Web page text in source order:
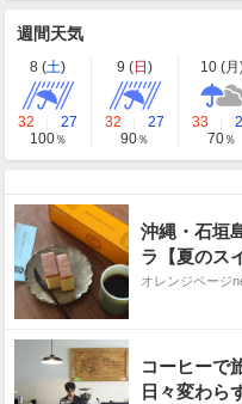
週間天気
8 (土) 9 (日 ) 10 (月
32
27
100％
32
27
90％
33
70％
沖縄・石垣
ラ【夏のス
オレンジページ
コーヒーで
日々変わら